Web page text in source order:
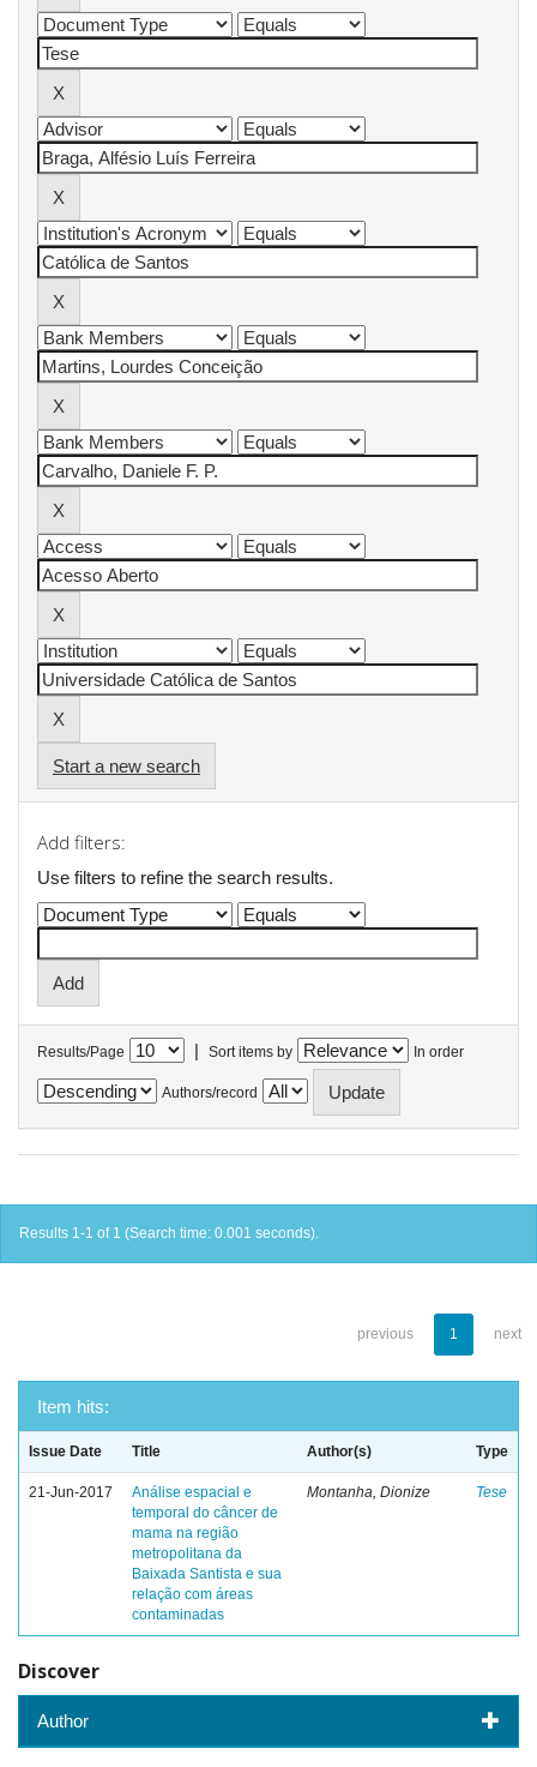
Start a new search
Add filters:
Use filters to refine the search results.
Results/Page | Sort items by In order
Authors/record
Results 1-1 of 1 (Search time: 0.001 seconds).
previous 1 next
Item hits:
Issue Date Title Author(s) Type
21-Jun-2017
Análise espacial e
temporal do câncer de
mama na região
metropolitana da
Baixada Santista e sua
relação com áreas
contaminadas
Montanha, Dionize Tese
Discover
Author